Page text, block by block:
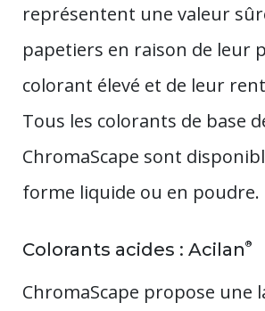
représentent une valeur
papetiers en raison de leur
colorant élevé et de leur
Tous les colorants de base
ChromaScape sont
forme liquide ou en poudre.
Colorants acides : Acilan®
ChromaScape propose une